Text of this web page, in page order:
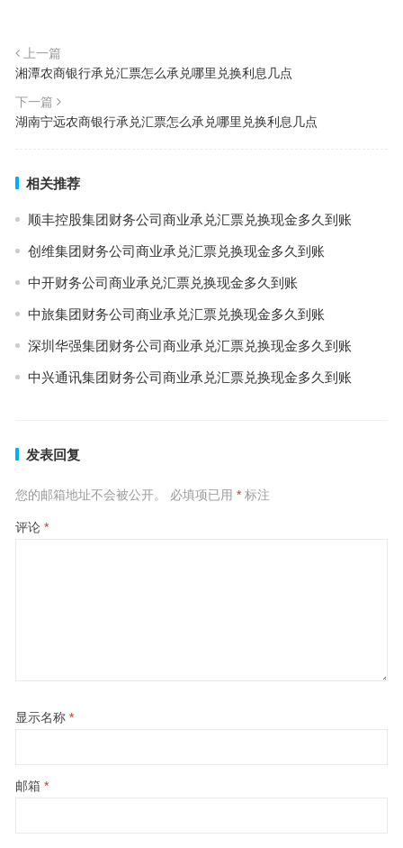
上一篇
湘潭农商银行承兑汇票怎么承兑哪里兑换利息几点
下一篇
湖南宁远农商银行承兑汇票怎么承兑哪里兑换利息几点
相关推荐
顺丰控股集团财务公司商业承兑汇票兑换现金多久到账
创维集团财务公司商业承兑汇票兑换现金多久到账
中开财务公司商业承兑汇票兑换现金多久到账
中旅集团财务公司商业承兑汇票兑换现金多久到账
深圳华强集团财务公司商业承兑汇票兑换现金多久到账
中兴通讯集团财务公司商业承兑汇票兑换现金多久到账
发表回复
您的邮箱地址不会被公开。 必填项已用 *标注
评论 *
显示名称 *
邮箱 *